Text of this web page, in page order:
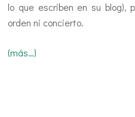
lo que escriben en su blog),
orden ni concierto.
(más…)